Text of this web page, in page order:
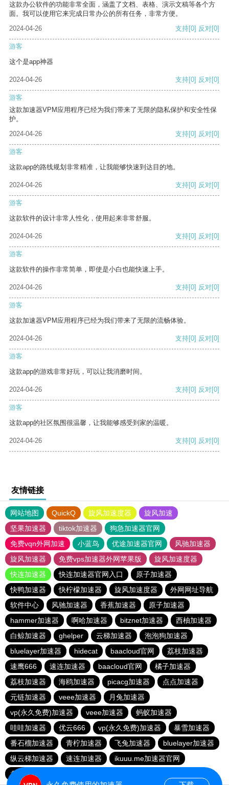
这款办公软件的功能非常全面，涵盖了文档、表格、演示文稿等各个方
面。我可以使用它来完成日常办公的所有任务，非常方便。
2024-04-26
支持[0] 反对[0]
游客
这个是app神器
2024-04-26 支持[0] 反对[0]
游客
这款加速器VPM应用程序已经为我们带来了无限的隐私保护和安全性保
护。
2024-04-26
支持[0] 反对[0]
游客
这款app的路线规划非常精准，让我能够快速到达目的地。
2024-04-26 支持[0] 反对[0]
游客
这款软件的设计非常人性化，使用起来非常舒服。
2024-04-26 支持[0] 反对[0]
游客
这款软件的操作非常简单，即使是小白也能快速上手。
2024-04-26 支持[0] 反对[0]
游客
这款加速器VPM应用程序已经为我们带来了无限的流畅体验。
2024-04-26 支持[0] 反对[0]
游客
这款app的游戏非常好玩，可以让我消磨时间。
2024-04-26 支持[0] 反对[0]
游客
这款app的社区氛围很温馨，让我能够感受到家的温暖。
2024-04-26 支持[0] 反对[0]
友情链接
网站地图 QuickQ 旋风加速度器
旋风加速
坚果加速器
tiktok加速器
狗急加速器官网
免费vqn外网加速
小蓝鸟 优途加速器官网
风驰加速器
旋风加速器
免费vps加速器外网苹果版
旋风加速度器
快连加速器
快连加速器官网入口
原子加速器
快鸭加速器
快柠檬加速器 旋风加速度器
外网网址导航
软件中心
风驰加速器 香蕉加速器
原子加速器
hammer加速器
啊哈加速器 bitznet加速器
西柚加速器
白鲸加速器
ghelper 云梯加速器
泡泡狗加速器
bluelayer加速器
hidecat baacloud官网
荔枝加速器
速鹰666
速连加速器 baacloud官网
橘子加速器
荔枝加速器
海鸥加速器 picacg加速器
点点加速器
元链加速器
veee加速器
月兔加速器
vp(永久免费)加速器
veee加速器
蚂蚁加速器
哇哇加速器
优云666 vp(永久免费)加速器
暴雪加速器
番石榴加速器
青柠加速器 飞兔加速器
bluelayer加速器
纵云梯加速器
速连加速器
ikuuu.me加速器官网
盘古加速器